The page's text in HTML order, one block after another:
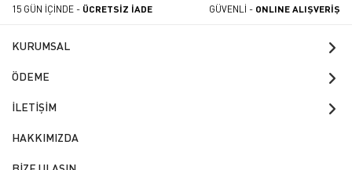
15 GÜN İÇİNDE - ÜCRETSİZ İADE GÜVENLİ - ONLINE ALIŞVERİŞ
KURUMSAL
ÖDEME
İLETİŞİM
HAKKIMIZDA